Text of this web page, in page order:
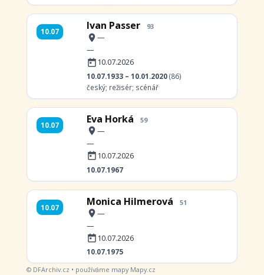
10.07 Ivan Passer 93
—
—
10.07.2026
10.07.1933 – 10.01.2020(86)
český; režisér; scénář
10.07 Eva Horká 59
—
—
10.07.2026
10.07.1967
10.07 Monica Hilmerová 51
—
—
10.07.2026
10.07.1975
© DFArchiv.cz • používáme mapy Mapy.cz